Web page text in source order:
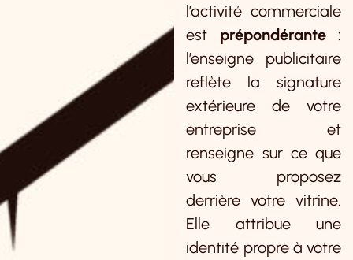
l’activité commerciale
est prépondérante:
l’enseigne publicitaire
reflète la signature
extérieure de votre
entreprise et
renseigne sur ce que
vous proposez
derrière votre vitrine.
Elle attribue une
identité propre à votre